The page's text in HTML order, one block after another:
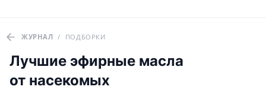
ЖУРНАЛ / ПОДБОРКИ
Лучшие эфирные масла
от насекомых